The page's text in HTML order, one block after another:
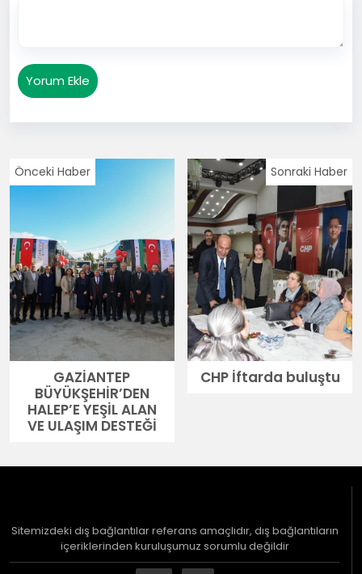
Yorum Ekle
Önceki Haber
GAZİANTEP
BÜYÜKŞEHİR’DEN
HALEP’E YEŞİL ALAN
VE ULAŞIM DESTEĞİ
Sonraki Haber
CHP İftarda buluştu
Sitemizdeki dış bağlantılar referans amaçlıdır, dış bağlantıların
içeriklerinden kuruluşumuz sorumlu değildir